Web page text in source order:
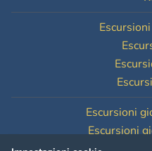
Escursioni
Escursioni